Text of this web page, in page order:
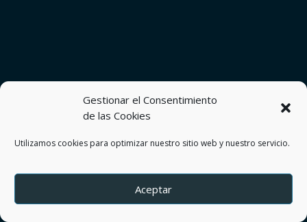
Gestionar el Consentimiento
de las Cookies
Utilizamos cookies para optimizar nuestro sitio web y nuestro servicio.
Aceptar